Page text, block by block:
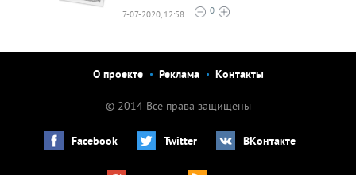
7-07-2020, 12:58 0
О проекте Реклама Контакты
© 2014 Все права защищены
Facebook Twitter ВКонтакте